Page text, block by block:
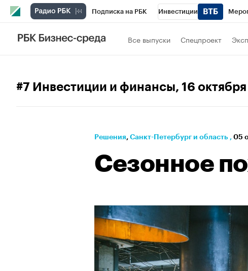
Подписка на РБК Инвестиции
Телеканал Все выпуски Спецпроект
#7 Инвестиции и финансы, 16
Решения⁠, Санкт-Петербург и область , 05
Сезонное